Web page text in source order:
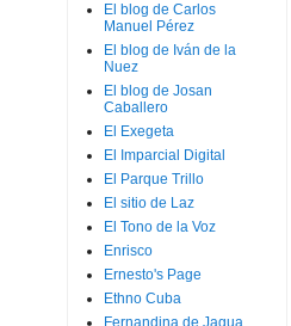
El blog de Carlos
Manuel Pérez
El blog de Iván de la
Nuez
El blog de Josan
Caballero
El Exegeta
El Imparcial Digital
El Parque Trillo
El sitio de Laz
El Tono de la Voz
Enrisco
Ernesto's Page
Ethno Cuba
Fernandina de Jagua